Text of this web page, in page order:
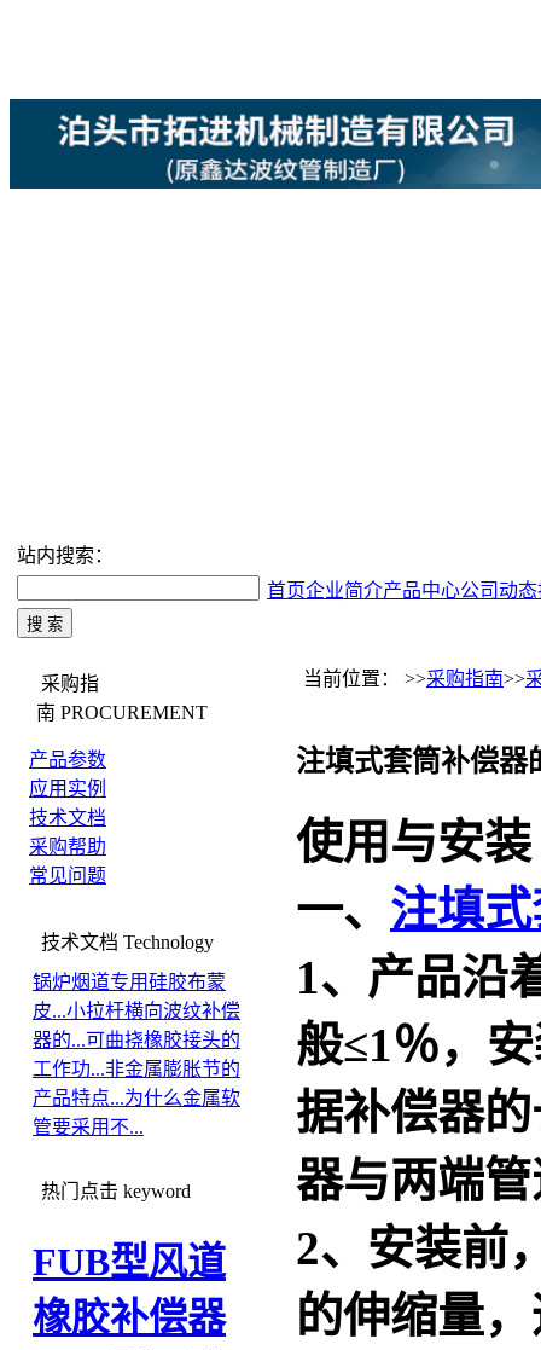
站内搜索：
首页企业简介产品中心公司动态
采购指
南 PROCUREMENT
产品参数
应用实例
技术文档
采购帮助
常见问题
技术文档 Technology
锅炉烟道专用硅胶布蒙
皮...小拉杆横向波纹补偿
器的...可曲挠橡胶接头的
工作功...非金属膨胀节的
产品特点...为什么金属软
管要采用不...
热门点击 keyword
FUB型风道
橡胶补偿器
当前位置： >>采购指南>>
注填式套筒补偿器
使用与安装
一、 注填
1、产品沿
般≤1％，
据补偿器
器与两端
2、安装前
的伸缩量